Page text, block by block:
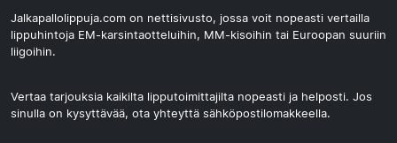
Jalkapallolippuja.com on nettisivusto, jossa voit nopeasti vertailla
lippuhintoja EM-karsintaotteluihin, MM-kisoihin tai Euroopan suuriin
liigoihin.
Vertaa tarjouksia kaikilta lipputoimittajilta nopeasti ja helposti. Jos
sinulla on kysyttävää, ota yhteyttä sähköpostilomakkeella.